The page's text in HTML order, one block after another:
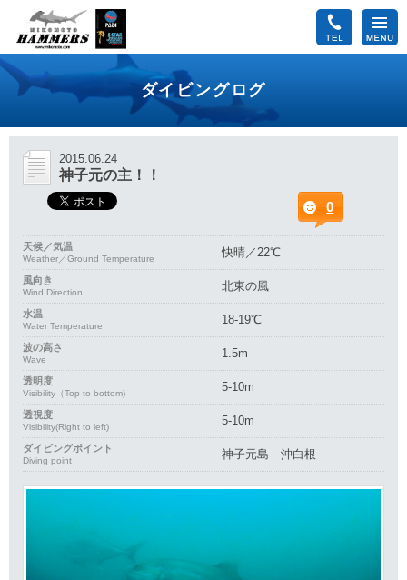
ダイビングログ
神子元の主！！
2015.06.24
0
天候／気温
Weather／Ground Temperature 快晴／22℃
風向き
Wind Direction 北東の風
水温
Water Temperature 18-19℃
波の高さ
Wave 1.5m
透明度
Visibility（Top to bottom) 5-10m
透視度
Visibility(Right to left) 5-10m
ダイビングポイント
Diving point 神子元島 沖白根